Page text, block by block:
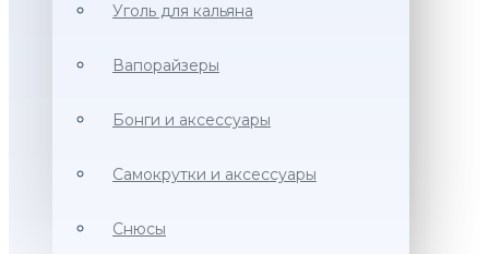
Уголь для кальяна
Вапорайзеры
Бонги и аксессуары
Самокрутки и аксессуары
Снюсы